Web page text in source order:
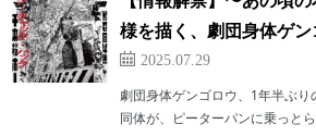
様を描く、劇団身体ゲ
2025.07.29
劇団身体ゲンゴロウ、1年半ぶ
同体が、ピーターパンに乗っと